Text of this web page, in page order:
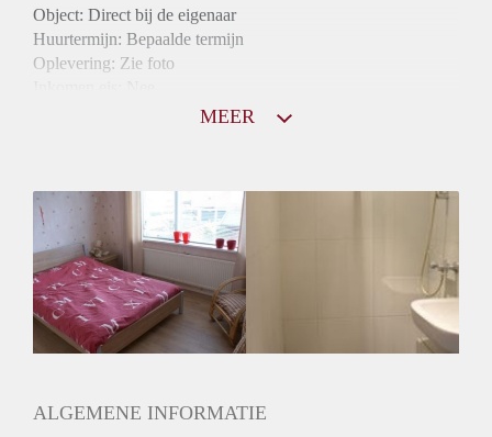
Object: Direct bij de eigenaar
Huurtermijn: Bepaalde termijn
Oplevering: Zie foto
Gedeelde Douche: Ja
Gedeelde woonkamer: Ja
Huisgenoten: Ja
Geslacht huisgenoten: Gemengd
MEER
ALGEMENE INFORMATIE